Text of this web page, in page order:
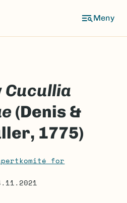
Meny
Cucullia
(Denis &
1775)
for